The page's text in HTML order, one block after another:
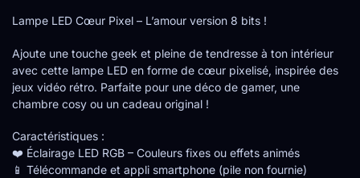
Lampe LED Cœur Pixel – L’amour version 8 bits !
Ajoute une touche geek et pleine de tendresse à ton intérieur
avec cette lampe LED en forme de cœur pixelisé, inspirée des
jeux vidéo rétro. Parfaite pour une déco de gamer, une
chambre cosy ou un cadeau original !
Caractéristiques :
❤️ Éclairage LED RGB – Couleurs fixes ou effets animés
📱 Télécommande et appli smartphone (pile non fournie)